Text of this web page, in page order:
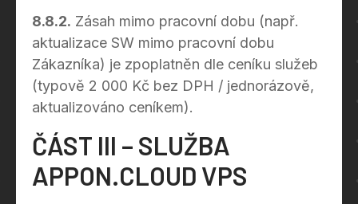
8.8.2. Zásah mimo pracovní dobu (např.
aktualizace SW mimo pracovní dobu
Zákazníka) je zpoplatněn dle ceníku služeb
(typově 2 000 Kč bez DPH / jednorázově,
aktualizováno ceníkem).
ČÁST III – SLUŽBA
APPON.CLOUD VPS